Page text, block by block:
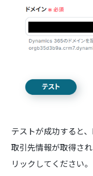
テストが成功すると
取引先情報が取得さ
リックしてください。